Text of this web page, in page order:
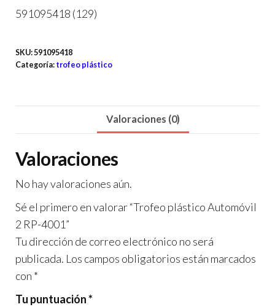
591095418 (129)
SKU:591095418
Categoría: trofeo plástico
Valoraciones (0)
Valoraciones
No hay valoraciones aún.
Sé el primero en valorar “Trofeo plástico Automóvil
2 RP-4001”
Tu dirección de correo electrónico no será
publicada. Los campos obligatorios están marcados
con *
Tu puntuación*